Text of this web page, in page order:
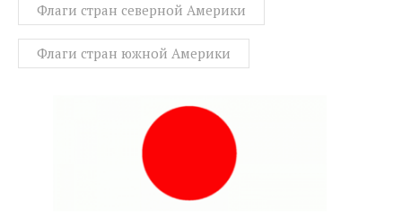
Флаги стран северной Америки
Флаги стран южной Америки